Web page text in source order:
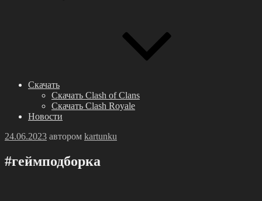
Скачать
Скачать Clash of Clans
Скачать Clash Royale
Новости
Опубликовано
24.06.2023 автором kartunku
#геймподбoрка